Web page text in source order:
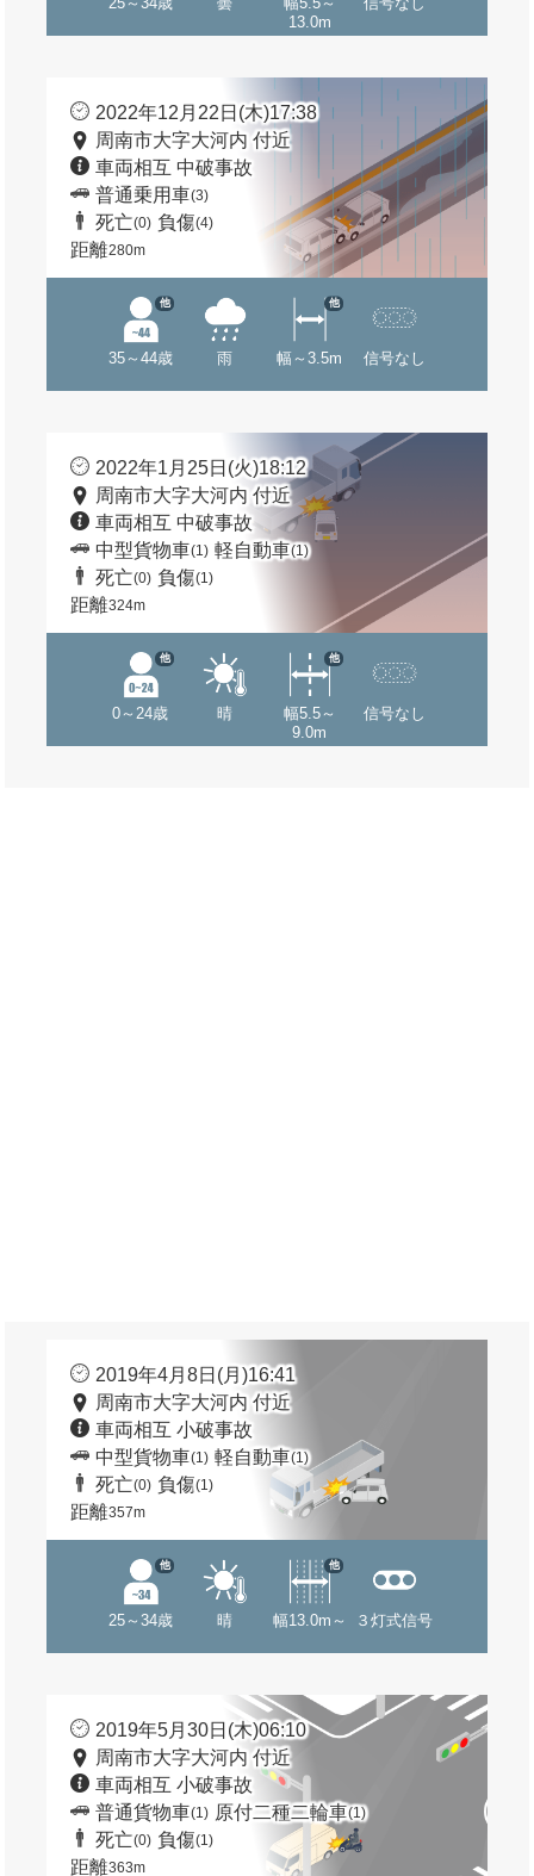
13.0m
2022年12月22日(木)17:38
周南市大字大河内 付近
車両相互 中破事故
普通乗用車(3)
死亡(0) 負傷(4)
距離280m
35～44歳
他
雨 幅～3.5m
他
信号なし
2022年1月25日(火)18:12
周南市大字大河内 付近
車両相互 中破事故
中型貨物車(1) 軽自動車(1)
死亡(0) 負傷(1)
距離324m
0～24歳
他
晴
幅5.5～
9.0m
他
信号なし
2019年4月8日(月)16:41
周南市大字大河内 付近
車両相互 小破事故
中型貨物車(1) 軽自動車(1)
死亡(0) 負傷(1)
距離357m
25～34歳
他
晴 幅13.0m～
他
３灯式信号
2019年5月30日(木)06:10
周南市大字大河内 付近
車両相互 小破事故
普通貨物車(1) 原付二種二輪車(1)
死亡(0) 負傷(1)
距離363m